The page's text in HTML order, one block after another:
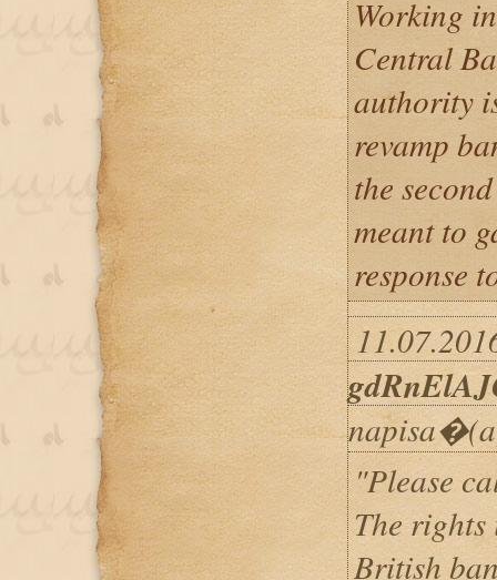
Working
Central
authority
revamp
the
meant to
response
"Please
The rights
British